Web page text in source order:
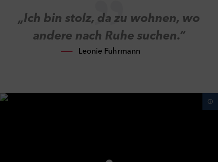
Ich bin stolz, da zu wohnen, wo
andere nach Ruhe suchen.
Leonie Fuhrmann